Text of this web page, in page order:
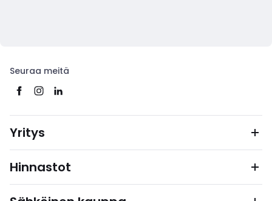
Seuraa meitä
Yritys
Hinnastot